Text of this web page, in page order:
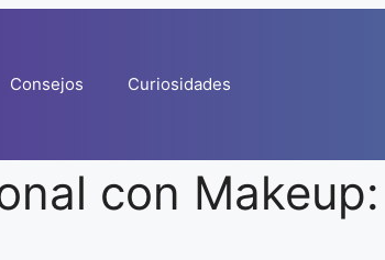
Consejos Curiosidades
con